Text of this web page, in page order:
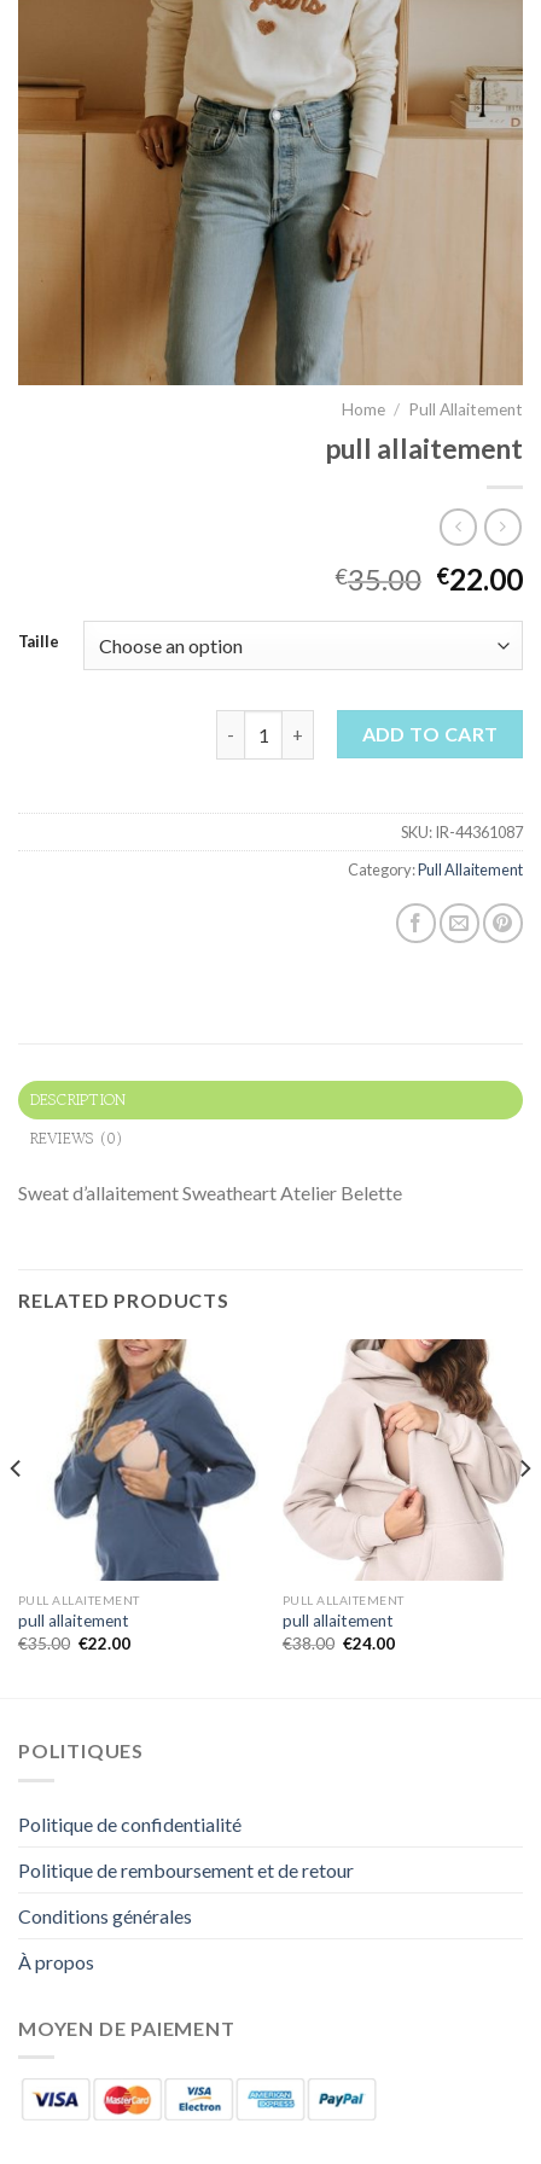
Home / Pull Allaitement
pull allaitement
€35.00 €22.00
Taille
pull allaitement quantityADD TO CART
SKU:IR-44361087
Category:Pull Allaitement
DESCRIPTION
REVIEWS (0)
Sweat d’allaitement Sweatheart Atelier Belette
RELATED PRODUCTS
PULL ALLAITEMENT
pull allaitement
€35.00 €22.00
PULL ALLAITEMENT
pull allaitement
€38.00 €24.00
POLITIQUES
Politique de confidentialité
Politique de remboursement et de retour
Conditions générales
À propos
MOYEN DE PAIEMENT